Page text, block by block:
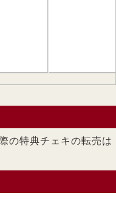
の特典チェキの転売は